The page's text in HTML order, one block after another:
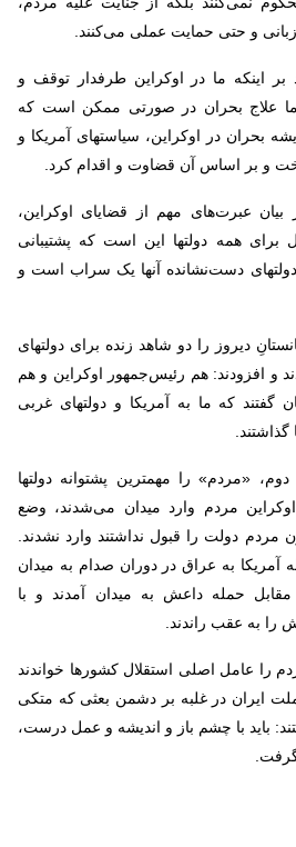
زبانی و حتی حمایت عملی می‌کنند.
بر اینکه ما در اوکراین طرفدار توقف و
علاج بحران در صورتی ممکن است که
بحران در اوکراین، سیاستهای آمریکا و
و بر اساس آن قضاوت و اقدام کرد.
عبرت‌های مهم از قضایای اوکراین،
برای همه دولتها این است که پشتیبانی
دست‌نشانده آنها یک سراب است و
دیروز را دو شاهد زنده برای دولتهای
و افزودند: هم رئیس‌جمهور اوکراین و هم
گفتند که ما به آمریکا و دولتهای غربی
گذاشتند.
«مردم» را مهمترین پشتوانه دولتها
اوکراین مردم وارد میدان می‌شدند، وضع
مردم دولت را قبول نداشتند وارد نشدند.
آمریکا به عراق در دوران صدام به میدان
مقابل حمله داعش به میدان آمدند و با
به عقب راندند.
را عامل اصلی استقلال کشورها خواندند
ایران در غلبه بر دشمن بعثی که متکی
باید با چشم باز و اندیشه و عمل درست،